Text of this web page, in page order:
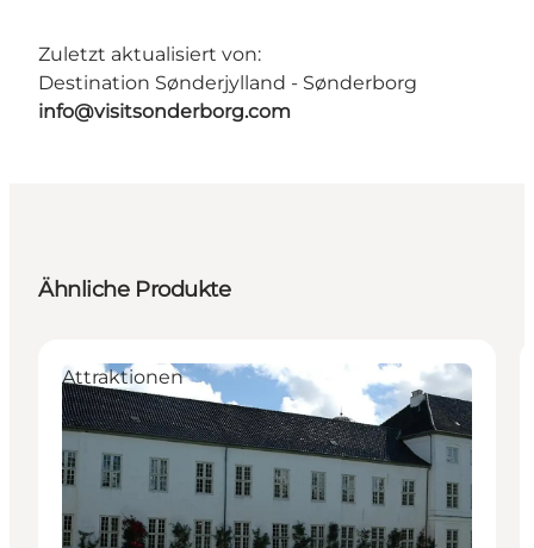
Zuletzt aktualisiert von:
Destination Sønderjylland - Sønderborg
info@visitsonderborg.com
Ähnliche Produkte
Attraktionen